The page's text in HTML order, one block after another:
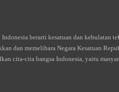
berarti kesatuan dan kebulatan
dan memelihara Negara Kesatuan
cita-cita bangsa Indonesia, yaitu